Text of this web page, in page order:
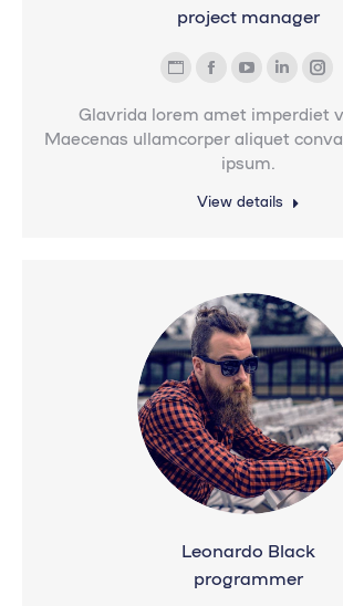
project manager
Glavrida lorem amet imperdiet
Maecenas ullamcorper aliquet
ipsum.
Blog
personal
/
web
Facebook
YouTube
Linkedin
View details
Leonardo Black
programmer